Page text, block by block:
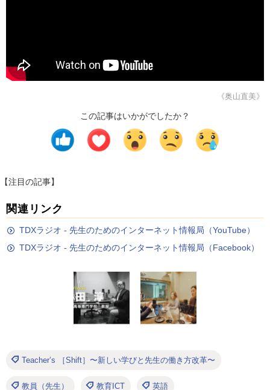
《奥山直美》
この記事はいかがでしたか？
【注目の記事】
関連リンク
TDXラジオ - 先生のためのインターネット情報局（YouTube）
TDXラジオ - 先生のためのインターネット情報局（Facebook）
Teacher’s ［Shift］〜新しい学びと先生の働き方改革〜
教員（先生） 教育ICT 英語